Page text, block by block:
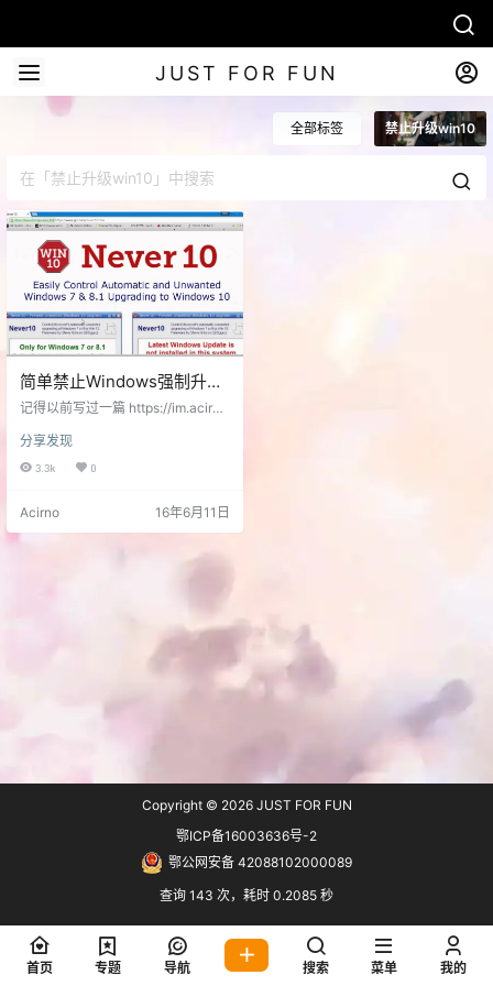
JUST FOR FUN
全部标签 禁止升级win10
简单禁止Windows强制升级
Win10的软件-Never 10
记得以前写过一篇 https://im.acirn
的Windows 10推送更新图标 现在只
需要下在个软件就可以轻松解决这
indows 7或者Windows 8.1是否升级
为Windows 10. Never 10非常傻
分享发现
3.3k 0
Acirno 16年6月11日
Copyright © 2026JUST FOR FUN
鄂ICP备16003636号-2
鄂公网安备 42088102000089
查询 143 次，耗时 0.2085 秒
首页 专题 导航 搜索 菜单 我的